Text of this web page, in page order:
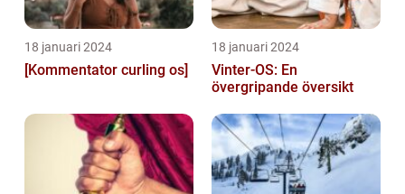
18 januari 2024
[Kommentator curling os]
18 januari 2024
Vinter-OS: En
övergripande översikt